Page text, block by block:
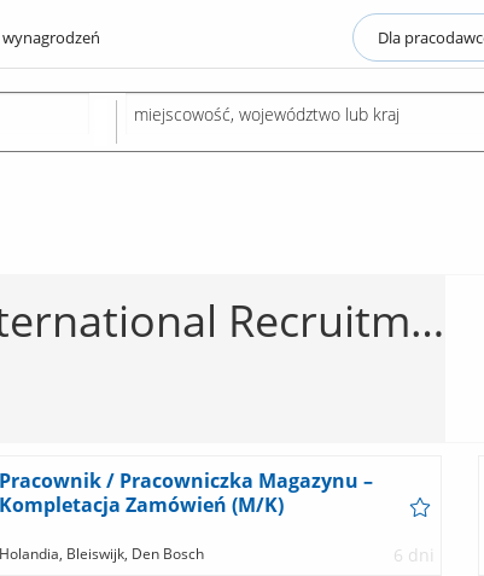
Dla
Carriere Contracting International Recruitment Polska Sp. z o.o.
Pracownik / Pracowniczka Magazynu –
Kompletacja Zamówień (M/K)
Holandia, Bleiswijk, Den Bosch 6 dni